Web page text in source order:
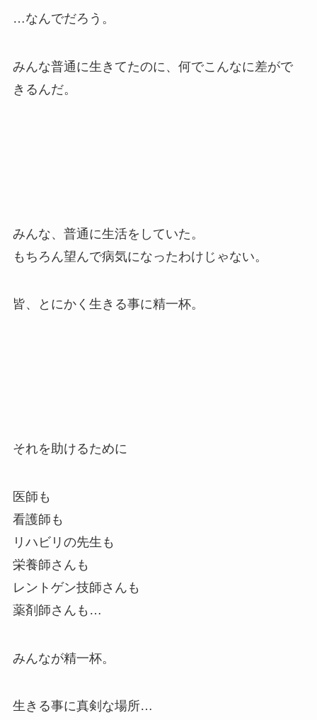
…なんでだろう。
みんな普通に生きてたのに、何でこんなに差がで
きるんだ。
みんな、普通に生活をしていた。
もちろん望んで病気になったわけじゃない。
皆、とにかく生きる事に精一杯。
それを助けるために
医師も
看護師も
リハビリの先生も
栄養師さんも
レントゲン技師さんも
薬剤師さんも…
みんなが精一杯。
生きる事に真剣な場所…